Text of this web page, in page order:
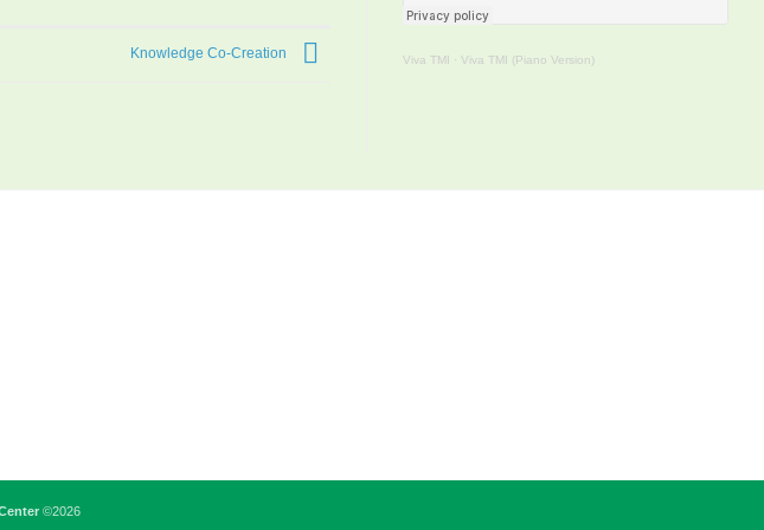
Knowledge Co-Creation Viva TMI · Viva TMI (Piano Version)
©2026